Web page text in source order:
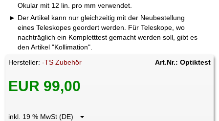
Okular mit 12 lin. pro mm verwendet.
Der Artikel kann nur gleichzeitig mit der Neubestellung
eines Teleskopes geordert werden. Für Teleskope, wo
nachträglich ein Kompletttest gemacht werden soll, gibt es
den Artikel "Kollimation".
Hersteller:-TS Zubehör Art.Nr.: Optiktest
EUR 99,00
inkl. 19 % MwSt (DE)